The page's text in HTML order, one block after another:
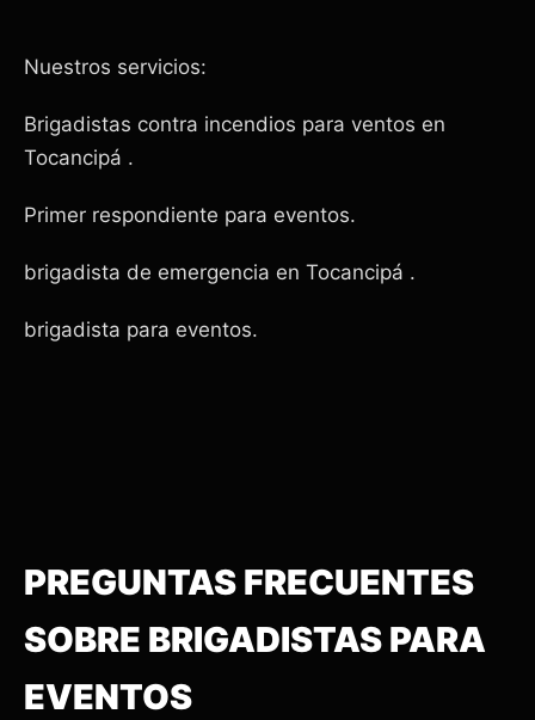
Nuestros servicios:
Brigadistas contra incendios para ventos en
Tocancipá .
Primer respondiente para eventos.
brigadista de emergencia en Tocancipá .
brigadista para eventos.
PREGUNTAS FRECUENTES
SOBRE BRIGADISTAS PARA
EVENTOS